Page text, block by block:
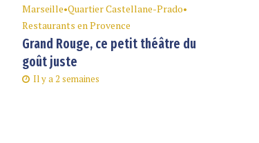
Marseille•Quartier Castellane-Prado•
Restaurants en Provence
Grand Rouge, ce petit théâtre du
goût juste
Il y a 2 semaines